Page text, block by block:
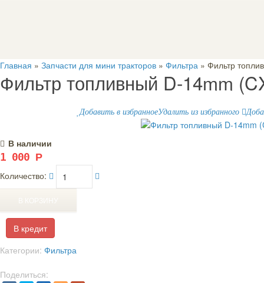
тракторов
24B
Главная » Запчасти для мини тракторов » Фильтра » Фильтр
Фильтр топливный D-14mm
Добавить в избранноеУдалить из избранного
В наличии
1 000 Р
Количество:
В кредит
Категории: Фильтра
Поделиться: